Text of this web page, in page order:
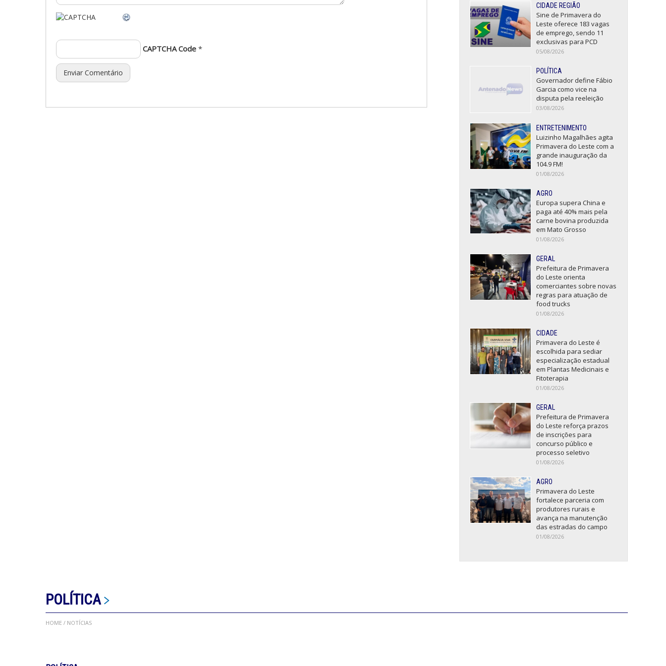
CAPTCHA Code *
CIDADE REGIÃO
Sine de Primavera do
Leste oferece 183 vagas
de emprego, sendo 11
exclusivas para PCD
05/08/2026
POLÍTICA
Governador define Fábio
Garcia como vice na
disputa pela reeleição
03/08/2026
ENTRETENIMENTO
Luizinho Magalhães agita
Primavera do Leste com a
grande inauguração da
104.9 FM!
01/08/2026
AGRO
Europa supera China e
paga até 40% mais pela
carne bovina produzida
em Mato Grosso
01/08/2026
GERAL
Prefeitura de Primavera
do Leste orienta
comerciantes sobre novas
regras para atuação de
food trucks
01/08/2026
CIDADE
Primavera do Leste é
escolhida para sediar
especialização estadual
em Plantas Medicinais e
Fitoterapia
01/08/2026
GERAL
Prefeitura de Primavera
do Leste reforça prazos
de inscrições para
concurso público e
processo seletivo
01/08/2026
AGRO
Primavera do Leste
fortalece parceria com
produtores rurais e
avança na manutenção
das estradas do campo
01/08/2026
POLÍTICA
HOME / NOTÍCIAS